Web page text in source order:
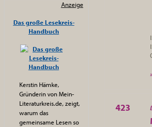
423
Anzeige
Das große Lesekreis-
Handbuch
Kerstin Hämke,
Gründerin von Mein-
Literaturkreis.de, zeigt,
warum das
gemeinsame Lesen so